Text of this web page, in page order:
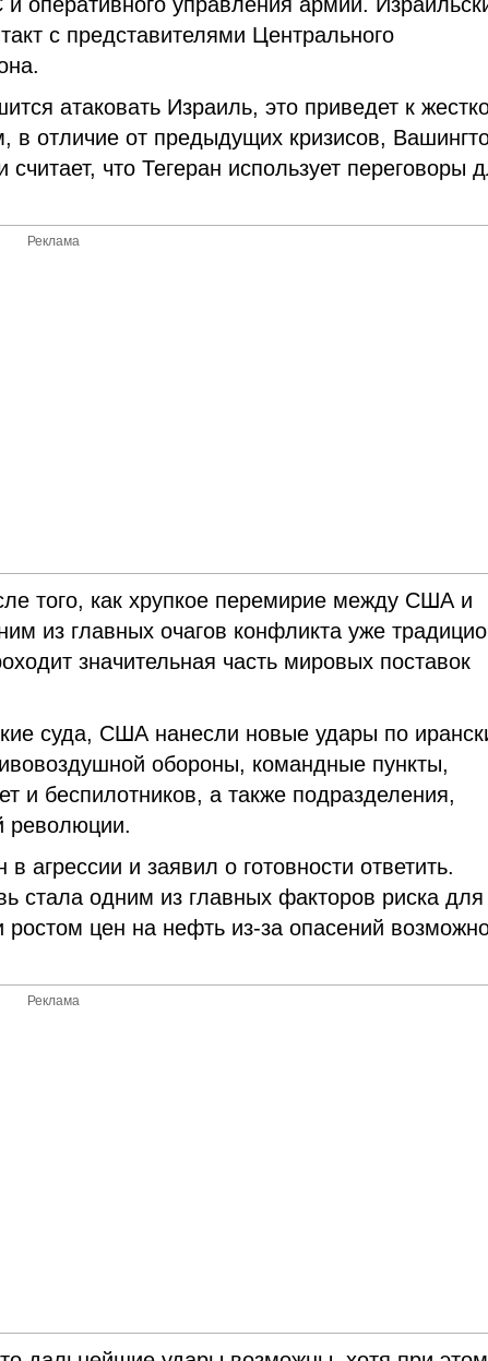
с представителями Центрального
атаковать Израиль, это приведет к
в отличие от предыдущих кризисов,
что Тегеран использует переговоры
Реклама
того, как хрупкое перемирие между США и
из главных очагов конфликта уже
значительная часть мировых поставок
суда, США нанесли новые удары по
обороны, командные пункты,
и беспилотников, а также подразделения,
революции.
и заявил о готовности ответить.
стала одним из главных факторов риска для
ростом цен на нефть из-за опасений
Реклама